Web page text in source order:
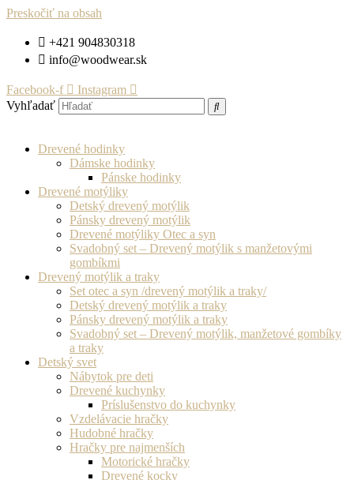
Preskočiť na obsah
+421 904830318
info@woodwear.sk
Facebook-f
Instagram
Vyhľadať
Drevené hodinky
Dámske hodinky
Pánske hodinky
Drevené motýliky
Detský drevený motýlik
Pánsky drevený motýlik
Drevené motýliky Otec a syn
Svadobný set – Drevený motýlik s manžetovými
gombíkmi
Drevený motýlik a traky
Set otec a syn /drevený motýlik a traky/
Detský drevený motýlik a traky
Pánsky drevený motýlik a traky
Svadobný set – Drevený motýlik, manžetové gombíky
a traky
Detský svet
Nábytok pre deti
Drevené kuchynky
Príslušenstvo do kuchynky
Vzdelávacie hračky
Hudobné hračky
Hračky pre najmenších
Motorické hračky
Drevené kocky